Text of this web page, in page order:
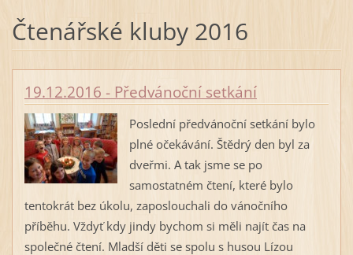
Čtenářské kluby 2016
19.12.2016 - Předvánoční setkání
Poslední předvánoční setkání bylo
plné očekávání. Štědrý den byl za
dveřmi. A tak jsme se po
samostatném čtení, které bylo
tentokrát bez úkolu, zaposlouchali do vánočního
příběhu. Vždyť kdy jindy bychom si měli najít čas na
společné čtení. Mladší děti se spolu s husou Lízou